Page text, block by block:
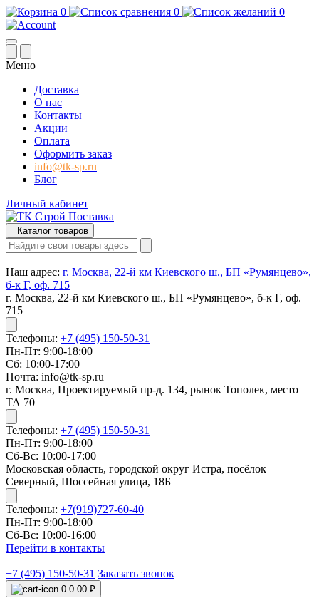
0 0 0
Меню
Доставка
О нас
Контакты
Акции
Оплата
Оформить заказ
info@tk-sp.ru
Блог
Личный кабинет
Каталог товаров
Наш адрес: г. Москва, 22-й км Киевского ш., БП «Румянцево»,
б-к Г, оф. 715
г. Москва, 22-й км Киевского ш., БП «Румянцево», б-к Г, оф.
715
Телефоны: +7 (495) 150-50-31
Пн-Пт: 9:00-18:00
Сб: 10:00-17:00
Почта: info@tk-sp.ru
г. Москва, Проектируемый пр-д. 134, рынок Тополек, место
ТА 70
Телефоны: +7 (495) 150-50-31
Пн-Пт: 9:00-18:00
Сб-Вс: 10:00-17:00
Московская область, городской округ Истра, посёлок
Северный, Шоссейная улица, 18Б
Телефоны: +7(919)727-60-40
Пн-Пт: 9:00-18:00
Сб-Вс: 10:00-16:00
Перейти в контакты
+7 (495) 150-50-31 Заказать звонок
0 0.00 ₽